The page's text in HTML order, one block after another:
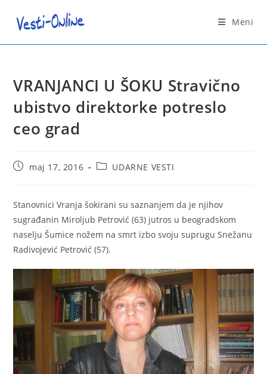
Meni
VRANJANCI U ŠOKU Stravično
ubistvo direktorke potreslo
ceo grad
Postmaj 17, 2016
PostUDARNE VESTI
Stanovnici Vranja šokirani su saznanjem da je njihov
sugrađanin Miroljub Petrović (63) jutros u beogradskom
naselju Šumice nožem na smrt izbo svoju suprugu Snežanu
Radivojević Petrović (57).